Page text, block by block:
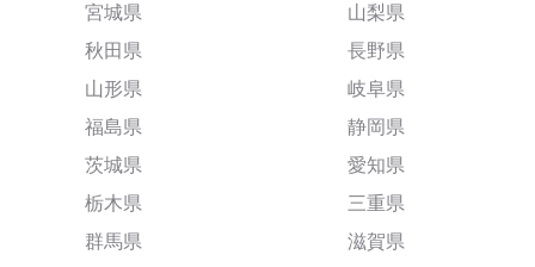
宮城県
秋田県
山形県
福島県
茨城県
栃木県
群馬県
山梨県
長野県
岐阜県
静岡県
愛知県
三重県
滋賀県